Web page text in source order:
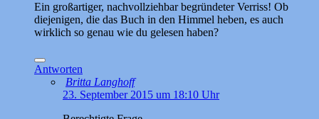
Ein großartiger, nachvollziehbar begründeter Verriss! Ob
diejenigen, die das Buch in den Himmel heben, es auch
wirklich so genau wie du gelesen haben?
Antworten
Britta Langhoff
23. September 2015 um 18:10 Uhr